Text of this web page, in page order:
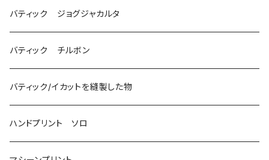
バティック ジョグジャカルタ
バティック チルボン
バティック/イカットを縫製した物
ハンドプリント ソロ